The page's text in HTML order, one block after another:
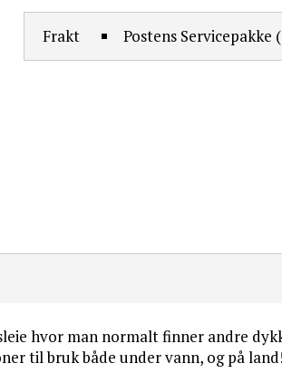
Frakt Postens Servicepakke
hvor man normalt finner andre
til bruk både under vann, og på land!